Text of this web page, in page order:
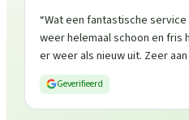
“Wat een fantastische
weer helemaal schoon en fris
er weer als nieuw uit. Zeer
Geverifieerd